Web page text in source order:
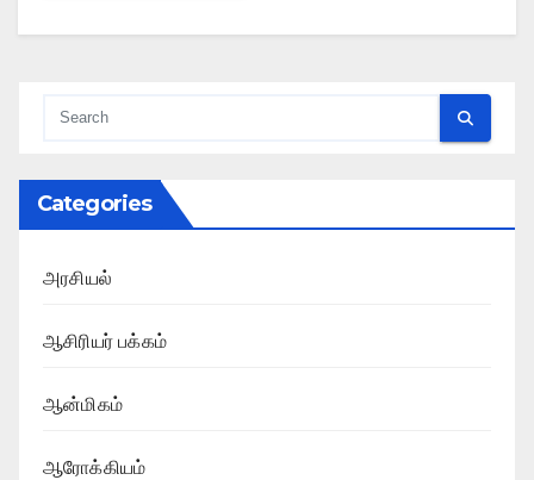
Categories
அரசியல்
ஆசிரியர் பக்கம்
ஆன்மிகம்
ஆரோக்கியம்